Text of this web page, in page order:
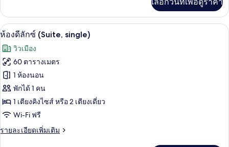
(2
children
children)
เกี่ยว
กับ
ห้อง
ลัก
ซ์,
วิว
ทะเล
(2
children
children)
เปิด
ภาพถ่าย
ทั้งหมด
ของ
ห้อง
ดี
ลัก
ซ์
1 ห้องนอน, เครื่องนอนระดับพรีเมียม,
4
ห้องดีลักซ์ (Suite, single)
วิวเมือง
60 ตารางเมตร
1 ห้องนอน
พักได้ 1 คน
1 เตียงคิงไซส์ หรือ 2 เตียงเดี่ยว
Wi-Fi ฟรี
รายละเอียดเพิ่มเติม
ราย